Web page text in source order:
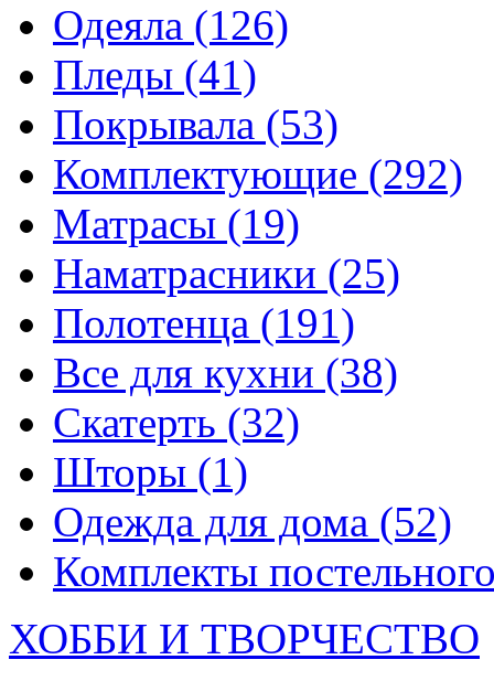
Одеяла (126)
Пледы (41)
Покрывала (53)
Комплектующие (292)
Матрасы (19)
Наматрасники (25)
Полотенца (191)
Все для кухни (38)
Скатерть (32)
Шторы (1)
Одежда для дома (52)
Комплекты
ХОББИ И ТВОРЧЕСТВО